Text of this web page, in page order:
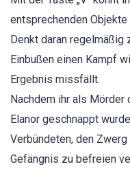
entsprechenden
Denkt daran regelmäßig
Einbußen einen Kampf
Ergebnis missfällt.
Nachdem ihr als
Elanor geschnappt
Verbündeten, den
Gefängnis zu befreien